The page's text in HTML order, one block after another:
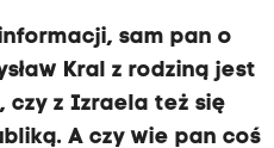
sam pan o
Kral z rodziną jest
czy z Izraela też się
A czy wie pan coś